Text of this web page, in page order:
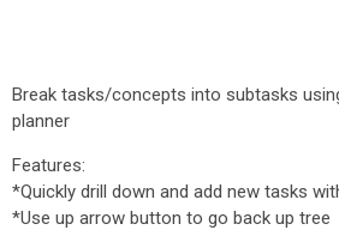
Break tasks/concepts into subtasks
planner
Features:
*Quickly drill down and add new tasks
*Use up arrow button to go back up tree